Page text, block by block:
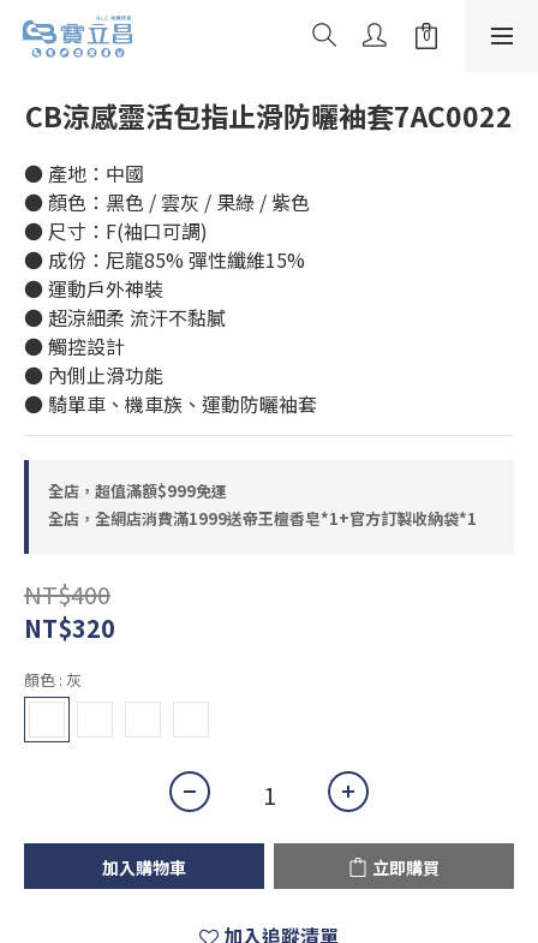
CB涼感靈活包指止滑防曬袖套7AC0022
● 產地：中國
● 顏色：黑色 / 雲灰 / 果綠 / 紫色
● 尺寸：F(袖口可調)
● 成份：尼龍85% 彈性纖維15%
● 運動戶外神裝
● 超涼細柔 流汗不黏膩
● 觸控設計
● 內側止滑功能
● 騎單車、機車族、運動防曬袖套
全店，超值滿額$999免運
全店，全網店消費滿1999送帝王檀香皂*1+官方訂製收納袋*1
NT$400
NT$320
顏色 : 灰
加入購物車 立即購買
加入追蹤清單